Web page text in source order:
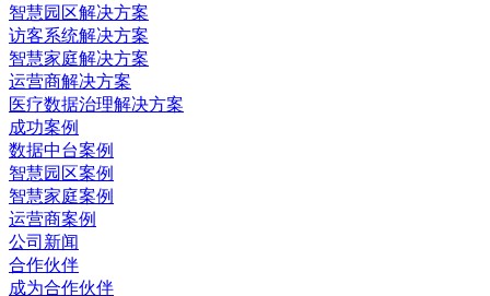
智慧园区解决方案
访客系统解决方案
智慧家庭解决方案
运营商解决方案
医疗数据治理解决方案
成功案例
数据中台案例
智慧园区案例
智慧家庭案例
运营商案例
公司新闻
合作伙伴
成为合作伙伴